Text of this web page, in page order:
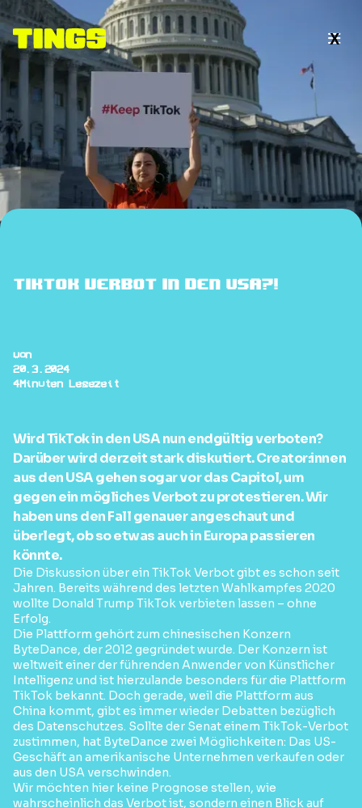

X
TikTok Verbot in den USA?!
von
20.3.2024
4Minuten Lesezeit
Wird TikTok in den USA nun endgültig verboten?
Darüber wird derzeit stark diskutiert. Creator:innen
aus den USA gehen sogar vor das Capitol, um
gegen ein mögliches Verbot zu protestieren. Wir
haben uns den Fall genauer angeschaut und
überlegt, ob so etwas auch in Europa passieren
könnte.
Die Diskussion über ein TikTok Verbot gibt es schon seit
Jahren. Bereits während des letzten Wahlkampfes 2020
wollte Donald Trump TikTok verbieten lassen – ohne
Erfolg.
Die Plattform gehört zum chinesischen Konzern
ByteDance, der 2012 gegründet wurde. Der Konzern ist
weltweit einer der führenden Anwender von Künstlicher
Intelligenz und ist hierzulande besonders für die Plattform
TikTok bekannt. Doch gerade, weil die Plattform aus
China kommt, gibt es immer wieder Debatten bezüglich
des Datenschutzes. Sollte der Senat einem TikTok-Verbot
zustimmen, hat ByteDance zwei Möglichkeiten: Das US-
Geschäft an amerikanische Unternehmen verkaufen oder
aus den USA verschwinden.
Wir möchten hier keine Prognose stellen, wie
wahrscheinlich das Verbot ist, sondern einen Blick auf